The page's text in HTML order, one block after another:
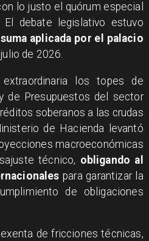
lo justo el quórum especial
debate legislativo estuvo
aplicada por el palacio
de 2026.
los topes de
de Presupuestos del sector
soberanos a las crudas
de Hacienda levantó
macroeconómicas
técnico, obligando al
para garantizar la
de obligaciones
de fricciones técnicas,